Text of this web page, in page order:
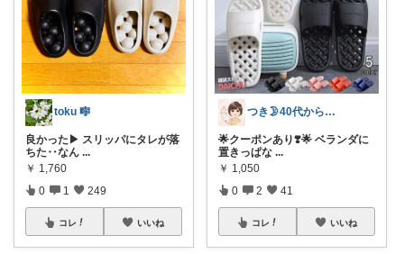
toku 🎼
良かった▶︎ スリッパにタレが落
ちた‥なん ...
￥ 1,760
0 1 249
コレ いいね
つき🌛40代からのラクして整う暮らし
🌟クーポンあり❣️🌟 ベランダに
置きっぱな ...
￥ 1,050
0 2 41
コレ いいね